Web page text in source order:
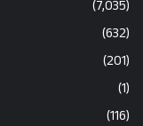
(7,035)
(632)
(201)
(1)
(116)